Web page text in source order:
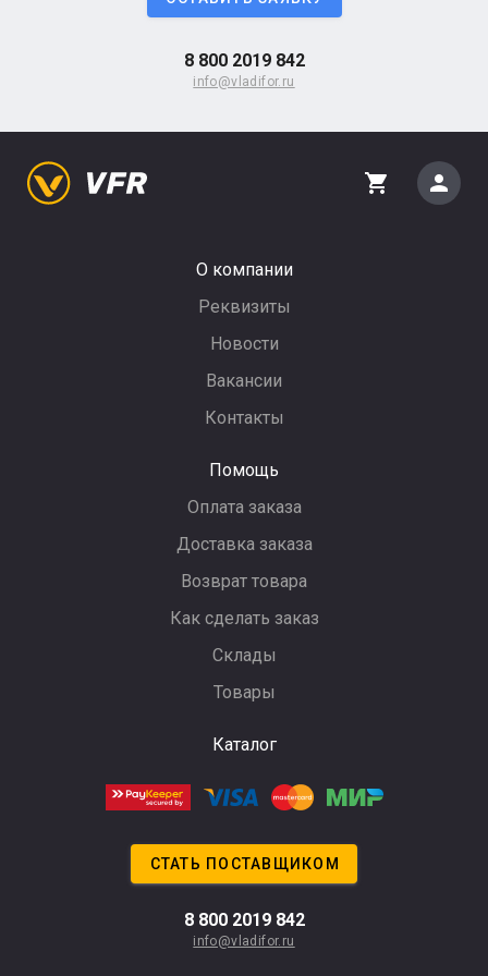
8 800 2019 842
info@vladifor.ru
О компании
Реквизиты
Новости
Вакансии
Контакты
Помощь
Оплата заказа
Доставка заказа
Возврат товара
Как сделать заказ
Склады
Товары
Каталог
shopping_cart person
СТАТЬ ПОСТАВЩИКОМ
8 800 2019 842
info@vladifor.ru